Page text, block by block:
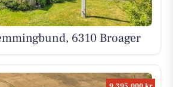
6310 Broager